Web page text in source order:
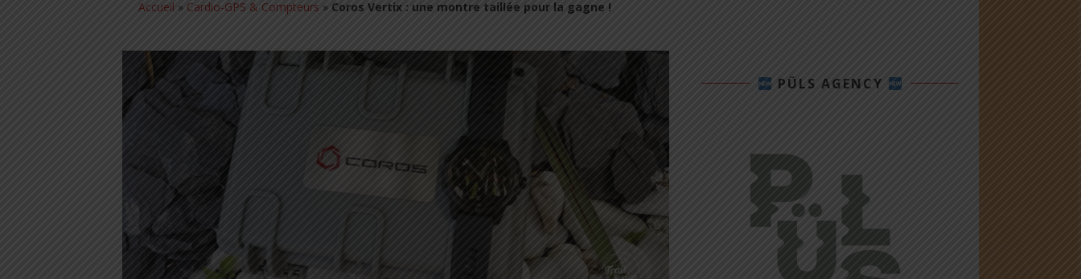
Accueil » Cardio-GPS & Compteurs » Coros Vertix : une montre taillée pour la gagne !
PÜLS AGENCY